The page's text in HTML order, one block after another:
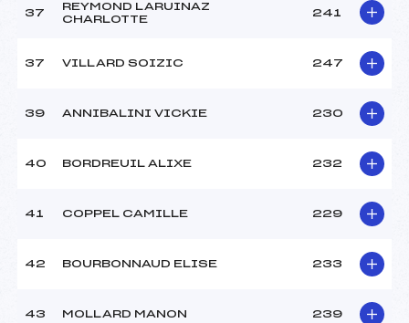
37
REYMOND LARUINAZ
CHARLOTTE
241
37 VILLARD SOIZIC 247
39 ANNIBALINI VICKIE 230
40 BORDREUIL ALIXE 232
41 COPPEL CAMILLE 229
42 BOURBONNAUD ELISE 233
43 MOLLARD MANON 239